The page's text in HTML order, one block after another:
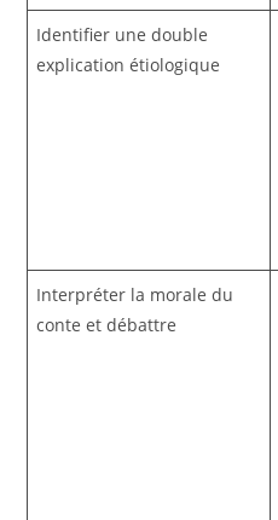
Identifier une double
explication étiologique
Interpréter la morale du
conte et débattre